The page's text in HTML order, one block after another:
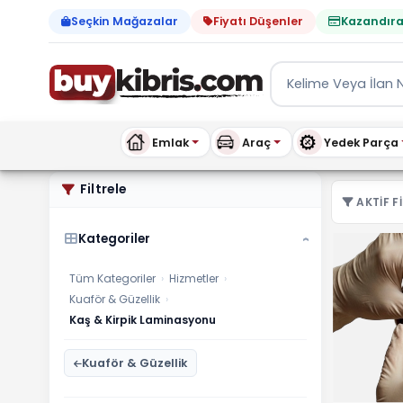
Seçkin Mağazalar Fiyatı Düşenler
Emlak Araç Yedek Parça
Kuaför & Güzellik Kaş &
Filtrele
Kategoriler ›
Tüm Kategoriler › Hizmetler ›
Kuaför & Güzellik ›
Kaş & Kirpik Laminasyonu
Kuaför & Güzellik
AKTIF